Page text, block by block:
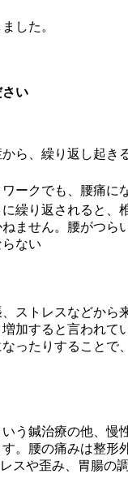
した。
い
ら、繰り返し起
ークでも、腰痛
繰り返されると
ません。腰がつら
ない
ストレスなどか
加すると言われて
ったりすること
う鍼治療の他、
。腰の痛みは整形
スや歪み、胃腸の